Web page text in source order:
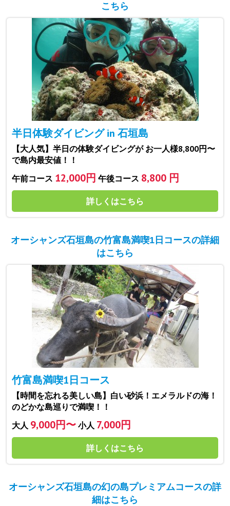
こちら
半日体験ダイビング in 石垣島
【大人気】半日の体験ダイビングが お一人様8,800円〜
で島内最安値！！
午前コース 12,000円 午後コース 8,800 円
詳しくはこちら
オーシャンズ石垣島の竹富島満喫1日コースの詳細
はこちら
竹富島満喫1日コース
【時間を忘れる美しい島】白い砂浜！エメラルドの海！
のどかな島巡りで満喫！！
大人 9,000円〜 小人 7,000円
詳しくはこちら
オーシャンズ石垣島の幻の島プレミアムコースの詳
細はこちら